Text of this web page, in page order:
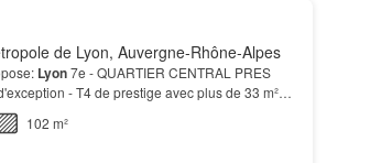
de Lyon, Auvergne-Rhône-Alpes
Lyon7e - QUARTIER CENTRAL PRES
- T4 de prestige avec plus de 33 m²
REDUITS Au cOEur du très pris…
102 m²